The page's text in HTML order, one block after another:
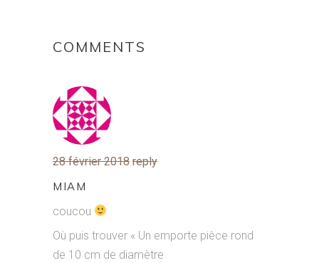
COMMENTS
28 février 2018 reply
MIAM
coucou
Où puis trouver « Un emporte pièce rond
de 10 cm de diamètre